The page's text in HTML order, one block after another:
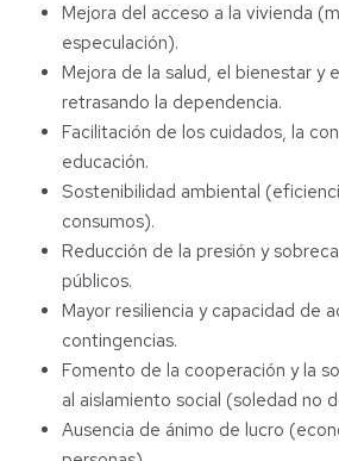
Mejora del acceso a la vivienda
especulación).
Mejora de la salud, el bienestar y
retrasando la dependencia.
Facilitación de los cuidados, la
educación.
Sostenibilidad ambiental
consumos).
Reducción de la presión y
públicos.
Mayor resiliencia y capacidad de
contingencias.
Fomento de la cooperación y la
al aislamiento social (soledad no
Ausencia de ánimo de lucro